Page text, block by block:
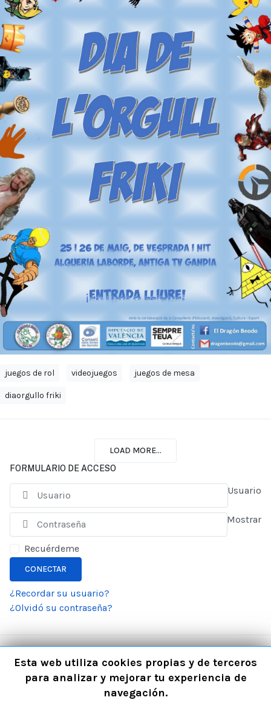
juegos de rol videojuegos juegos de mesa
diaorgullo friki
LOAD MORE...
FORMULARIO DE ACCESO
Usuario
Mostrar
Recuérdeme
CONECTAR
¿Recordar su usuario?
¿Olvidó su contraseña?
Esta web utiliza cookies propias y de terceros
para analizar y mejorar tu experiencia de
navegación.